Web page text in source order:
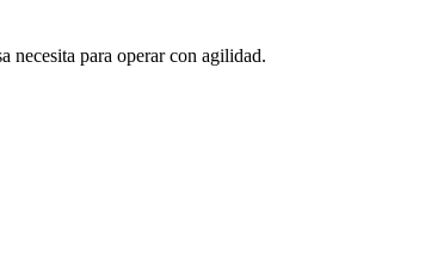
necesita para operar con agilidad.